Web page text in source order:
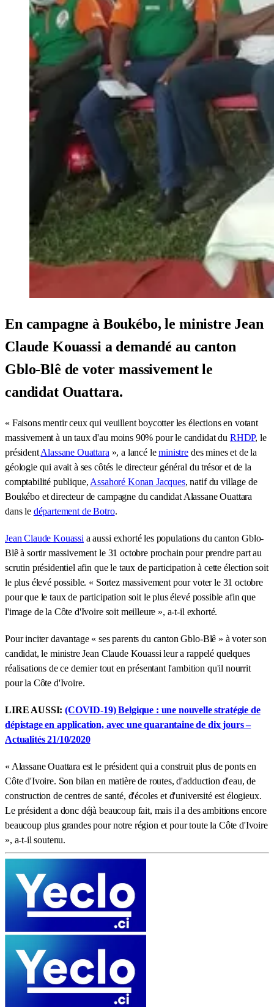
En campagne à Boukébo, le ministre Jean
Claude Kouassi a demandé au canton
Gblo-Blê de voter massivement le
candidat Ouattara.
« Faisons mentir ceux qui veuillent boycotter les élections en votant
massivement à un taux d'au moins 90% pour le candidat du RHDP, le
présidentAlassane Ouattara », a lancé leministre des mines et de la
géologie qui avait à ses côtés le directeur général du trésor et de la
comptabilité publique, Assahoré Konan Jacques, natif du village de
Boukébo et directeur de campagne du candidat Alassane Ouattara
dans le département de Botro.
Jean Claude Kouassi a aussi exhorté les populations du canton Gblo-
Blê à sortir massivement le 31 octobre prochain pour prendre part au
scrutin présidentiel afin que le taux de participation à cette élection soit
le plus élevé possible. « Sortez massivement pour voter le 31 octobre
pour que le taux de participation soit le plus élevé possible afin que
l'image de la Côte d'Ivoire soit meilleure », a-t-il exhorté.
Pour inciter davantage « ses parents du canton Gblo-Blê » à voter son
candidat, le ministre Jean Claude Kouassi leur a rappelé quelques
réalisations de ce dernier tout en présentant l'ambition qu'il nourrit
pour la Côte d'Ivoire.
LIRE AUSSI:(COVID-19) Belgique : une nouvelle stratégie de
dépistage en application, avec une quarantaine de dix jours –
Actualités 21/10/2020
« Alassane Ouattara est le président qui a construit plus de ponts en
Côte d'Ivoire. Son bilan en matière de routes, d'adduction d'eau, de
construction de centres de santé, d'écoles et d'université est élogieux.
Le président a donc déjà beaucoup fait, mais il a des ambitions encore
beaucoup plus grandes pour notre région et pour toute la Côte d'Ivoire
», a-t-il soutenu.